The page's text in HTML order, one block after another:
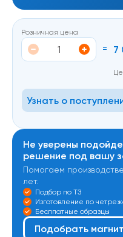
Розничная цена
= 7
Узнать о
Не уверены
решение под вашу
Помогаем
лет.
Подбор по ТЗ
Изготовление по
Беслпатные образцы
Подобрать магнит